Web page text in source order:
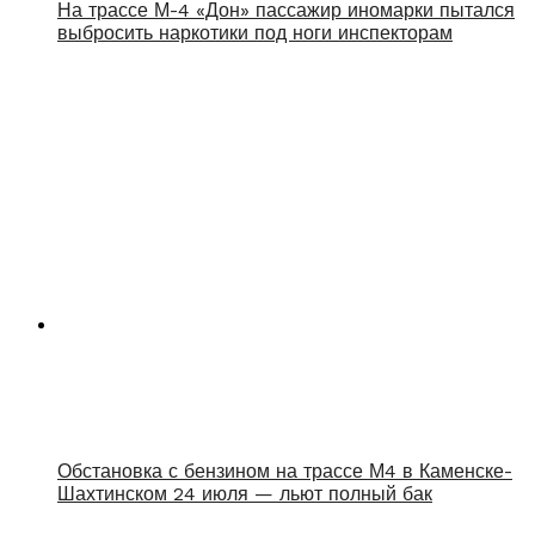
На трассе М-4 «Дон» пассажир иномарки пытался
выбросить наркотики под ноги инспекторам
Обстановка с бензином на трассе М4 в Каменске-
Шахтинском 24 июля — льют полный бак